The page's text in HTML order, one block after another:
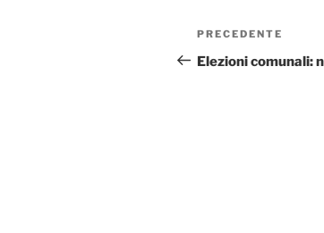
Navigazione
articoli
Articolo
precedente:
PRECEDENTE
Elezioni comunali: